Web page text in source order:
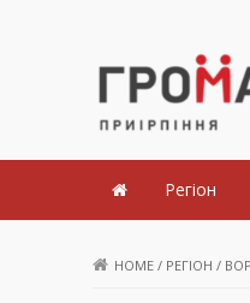
Регіон
HOME / РЕГІОН /